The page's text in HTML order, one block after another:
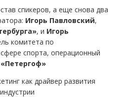
спикеров, а еще снова два
Игорь Павловский,
, и Игорь
комитета по
спорта, операционный
как драйвер развития